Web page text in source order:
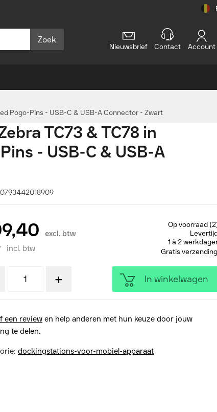
Zoek
Nieuwsbrief Contact Account
Pogo-Pins - USB-C & USB-A Connector - Zwart
TC73 & TC78 in
- USB-C & USB-A
excl. btw
incl. btw
Op voorraad
1 à 2
Gratis
+ In winkelwagen
een review en help anderen met hun keuze door jouw
te delen.
dockingstations-voor-mobiel-apparaat